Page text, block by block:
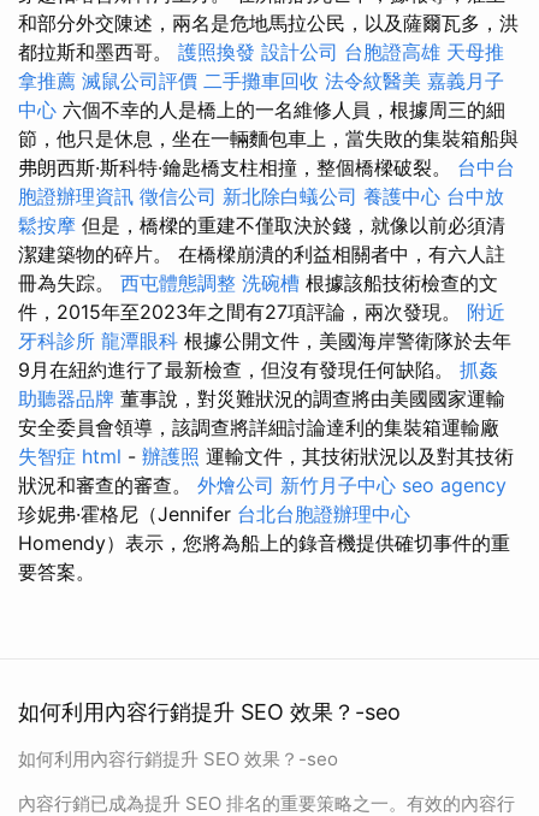
和部分外交陳述，兩名是危地馬拉公民，以及薩爾瓦多，洪
都拉斯和墨西哥。 護照換發 設計公司 台胞證高雄 天母推
拿推薦 滅鼠公司評價 二手攤車回收 法令紋醫美 嘉義月子
中心 六個不幸的人是橋上的一名維修人員，根據周三的細
節，他只是休息，坐在一輛麵包車上，當失敗的集裝箱船與
弗朗西斯·斯科特·鑰匙橋支柱相撞，整個橋樑破裂。 台中台
胞證辦理資訊 徵信公司 新北除白蟻公司 養護中心 台中放
鬆按摩 但是，橋樑的重建不僅取決於錢，就像以前必須清
潔建築物的碎片。 在橋樑崩潰的利益相關者中，有六人註
冊為失踪。 西屯體態調整 洗碗槽 根據該船技術檢查的文
件，2015年至2023年之間有27項評論，兩次發現。 附近
牙科診所 龍潭眼科 根據公開文件，美國海岸警衛隊於去年
9月在紐約進行了最新檢查，但沒有發現任何缺陷。 抓姦
助聽器品牌 董事說，對災難狀況的調查將由美國國家運輸
安全委員會領導，該調查將詳細討論達利的集裝箱運輸廠
失智症 html - 辦護照 運輸文件，其技術狀況以及對其技術
狀況和審查的審查。 外燴公司 新竹月子中心 seo agency
珍妮弗·霍格尼（Jennifer 台北台胞證辦理中心
Homendy）表示，您將為船上的錄音機提供確切事件的重
要答案。
如何利用內容行銷提升 SEO 效果？-seo
如何利用內容行銷提升 SEO 效果？-seo
內容行銷已成為提升 SEO 排名的重要策略之一。有效的內容行